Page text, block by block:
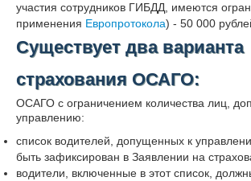
участия сотрудников ГИБДД, имеются
применения Европротокола) - 50 000
Существует два варианта
страхования ОСАГО:
ОСАГО с ограничением количества лиц,
управлению:
список водителей, допущенных к
быть зафиксирован в Заявлении на
водители, включенные в этот список,